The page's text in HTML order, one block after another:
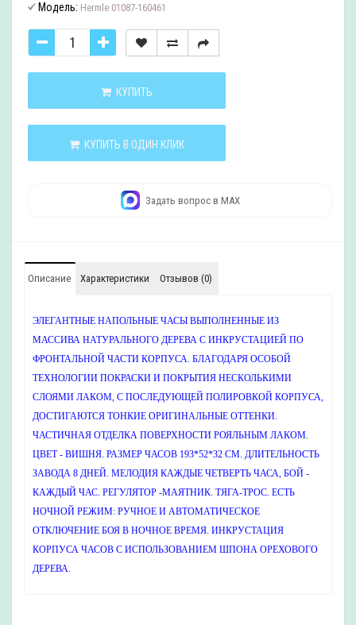
Модель: Hermle 01087-160461
КУПИТЬ
КУПИТЬ В ОДИН КЛИК
Задать вопрос в MAX
Описание Характеристики Отзывов (0)
ЭЛЕГАНТНЫЕ НАПОЛЬНЫЕ ЧАСЫ ВЫПОЛНЕННЫЕ ИЗ
МАССИВА НАТУРАЛЬНОГО ДЕРЕВА С ИНКРУСТАЦИЕЙ ПО
ФРОНТАЛЬНОЙ ЧАСТИ КОРПУСА. БЛАГОДАРЯ ОСОБОЙ
ТЕХНОЛОГИИ ПОКРАСКИ И ПОКРЫТИЯ НЕСКОЛЬКИМИ
СЛОЯМИ ЛАКОМ, С ПОСЛЕДУЮЩЕЙ ПОЛИРОВКОЙ КОРПУСА,
ДОСТИГАЮТСЯ ТОНКИЕ ОРИГИНАЛЬНЫЕ ОТТЕНКИ.
ЧАСТИЧНАЯ ОТДЕЛКА ПОВЕРХНОСТИ РОЯЛЬНЫМ ЛАКОМ.
ЦВЕТ - ВИШНЯ. РАЗМЕР ЧАСОВ 193*52*32 СМ. ДЛИТЕЛЬНОСТЬ
ЗАВОДА 8 ДНЕЙ. МЕЛОДИЯ КАЖДЫЕ ЧЕТВЕРТЬ ЧАСА, БОЙ -
КАЖДЫЙ ЧАС. РЕГУЛЯТОР -МАЯТНИК. ТЯГА-ТРОС. ЕСТЬ
НОЧНОЙ РЕЖИМ: РУЧНОЕ И АВТОМАТИЧЕСКОЕ
ОТКЛЮЧЕНИЕ БОЯ В НОЧНОЕ ВРЕМЯ. ИНКРУСТАЦИЯ
КОРПУСА ЧАСОВ С ИСПОЛЬЗОВАНИЕМ ШПОНА ОРЕХОВОГО
ДЕРЕВА.